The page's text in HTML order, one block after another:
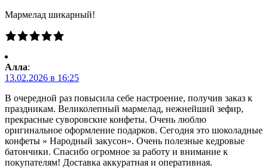
Мармелад шикарный!
Алла:
13.02.2026 в 16:25
В очередной раз повысила себе настроение, получив заказ к
праздникам. Великолепный мармелад, нежнейший зефир,
прекрасные суворовские конфеты. Очень люблю
оригинальное оформление подарков. Сегодня это шоколадные
конфеты » Народный закусон». Очень полезные кедровые
батончики. Спасибо огромное за работу и внимание к
покупателям! Доставка аккуратная и оперативная.